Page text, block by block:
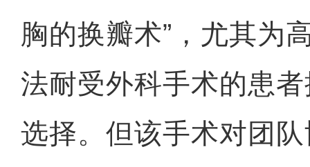
胸的换瓣术”，尤其为
法耐受外科手术的患
选择。但该手术对团